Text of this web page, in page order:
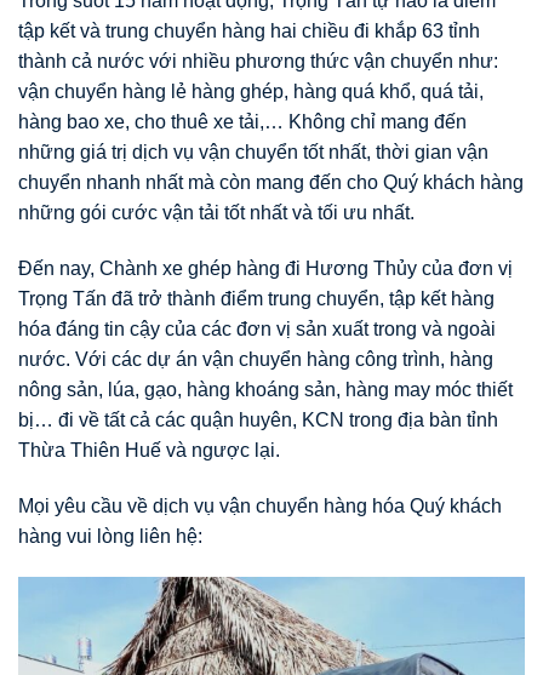
tập kết và trung chuyển hàng hai chiều đi khắp 63 tỉnh
thành cả nước với nhiều phương thức vận chuyển như:
vận chuyển hàng lẻ hàng ghép, hàng quá khổ, quá tải,
hàng bao xe, cho thuê xe tải,… Không chỉ mang đến
những giá trị dịch vụ vận chuyển tốt nhất, thời gian vận
chuyển nhanh nhất mà còn mang đến cho Quý khách hàng
những gói cước vận tải tốt nhất và tối ưu nhất.
Đến nay, Chành xe ghép hàng đi Hương Thủy của đơn vị
Trọng Tấn đã trở thành điểm trung chuyển, tập kết hàng
hóa đáng tin cậy của các đơn vị sản xuất trong và ngoài
nước. Với các dự án vận chuyển hàng công trình, hàng
nông sản, lúa, gạo, hàng khoáng sản, hàng may móc thiết
bị… đi về tất cả các quận huyên, KCN trong địa bàn tỉnh
Thừa Thiên Huế và ngược lại.
Mọi yêu cầu về dịch vụ vận chuyển hàng hóa Quý khách
hàng vui lòng liên hệ: